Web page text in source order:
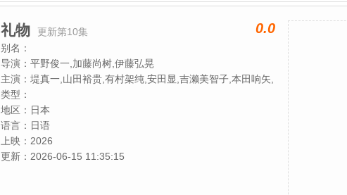
礼物 更新第10集 0.0
别名：
导演： 平野俊一,加藤尚树,伊藤弘晃
主演： 堤真一,山田裕贵,有村架纯,安田显,吉濑美智子,本田响矢,
细田善彦,圆井湾,越山敬达,八村伦太郎,蓝木靖英,水间龙,富手麻
妙,ノボせもんなべ,细田佳央太,真飞圣,宫崎优,麻生祐未,菅原大
吉,杢代和人,生越千晴,田口浩正,西尾麻里,町田悠宇,泽井一希,
中山脩悟,山口智子,玉森裕太
类型：
地区： 日本
语言： 日语
上映： 2026
更新： 2026-06-15 11:35:15